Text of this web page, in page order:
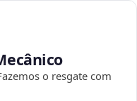
o resgate com